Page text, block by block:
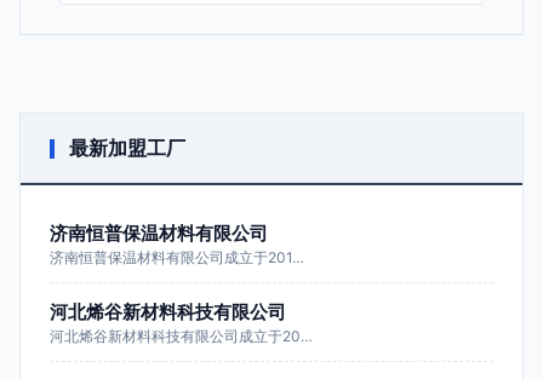
最新加盟工厂
济南恒普保温材料有限公司
济南恒普保温材料有限公司成立于201…
河北烯谷新材料科技有限公司
河北烯谷新材料科技有限公司成立于20…